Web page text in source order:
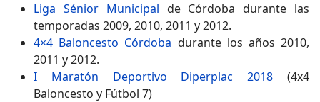
Liga Sénior Municipal de Córdoba durante las
temporadas 2009, 2010, 2011 y 2012.
4×4 Baloncesto Córdoba durante los años 2010,
2011 y 2012.
I Maratón Deportivo Diperplac 2018 (4x4
Baloncesto y Fútbol 7)